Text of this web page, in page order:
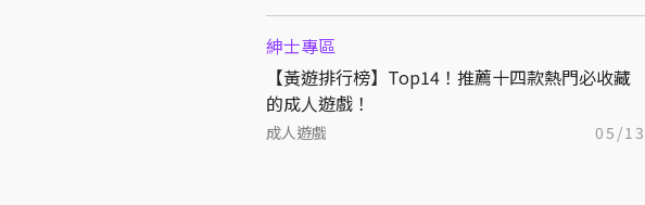
紳士專區
【黃遊排行榜】Top14！推薦十四款熱門必收藏
的成人遊戲！
成人遊戲 05/13